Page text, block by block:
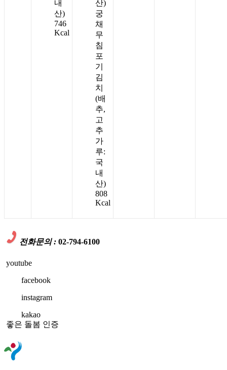
내
산)
746
Kcal
산)
궁
채
무
침
포
기
김
치
(배
추,
고
추
가
루:
국
내
산)
808
Kcal
전화문의 : 02-794-6100
youtube
facebook
instagram
kakao
좋은 돌봄 인증